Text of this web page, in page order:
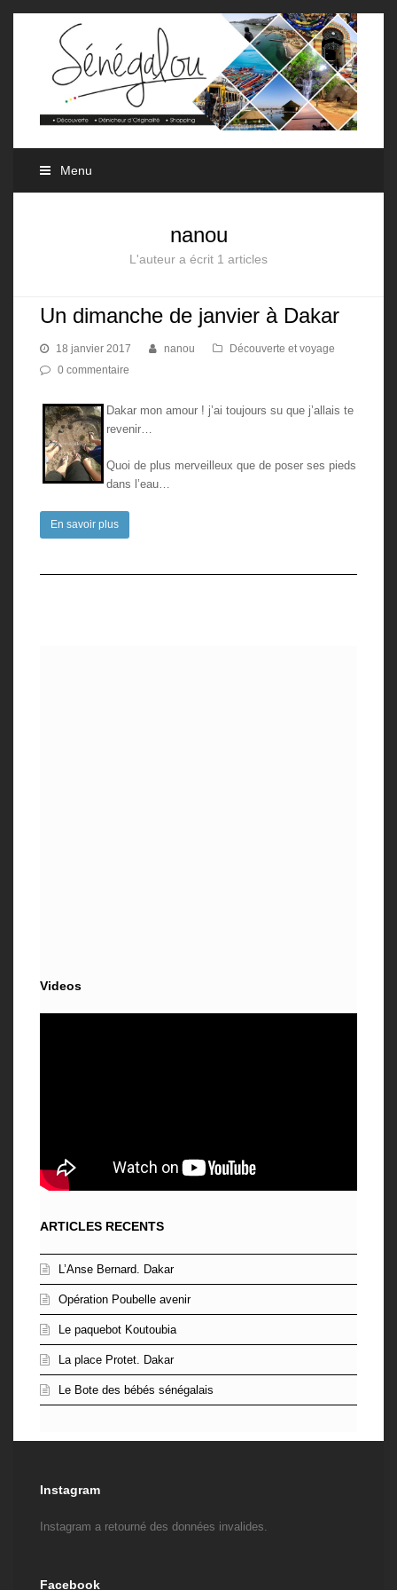
Menu
nanou
L'auteur a écrit 1 articles
Un dimanche de janvier à Dakar
18 janvier 2017 nanou
Découverte et voyage
0 commentaire
Dakar mon amour ! j’ai toujours su que j’allais te
revenir…
Quoi de plus merveilleux que de poser ses pieds
dans l’eau…
En savoir plus
Videos
ARTICLES RECENTS
L’Anse Bernard. Dakar
Opération Poubelle avenir
Le paquebot Koutoubia
La place Protet. Dakar
Le Bote des bébés sénégalais
Instagram
Instagram a retourné des données invalides.
Facebook